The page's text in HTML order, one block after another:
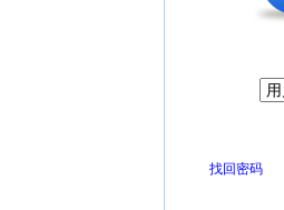
找回密码